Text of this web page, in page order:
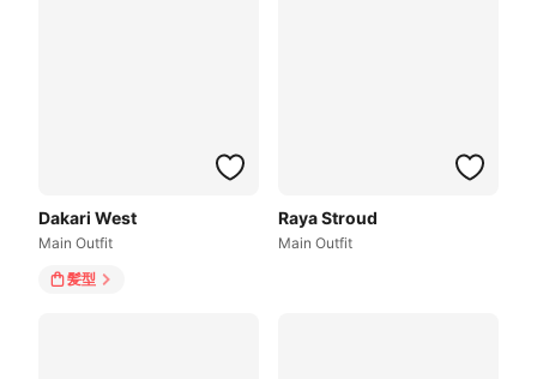
Dakari West
Main Outfit
髪型
Raya Stroud
Main Outfit